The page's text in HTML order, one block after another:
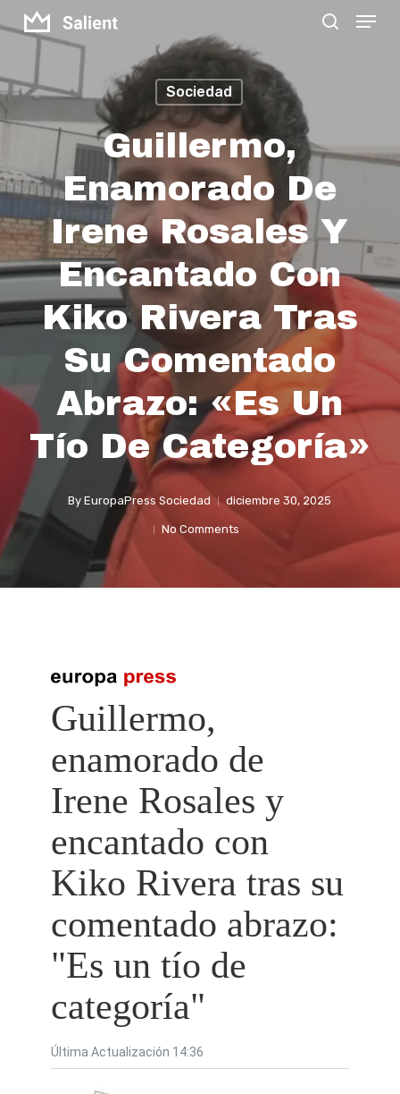
Skip
content
Menu
Sociedad
Guillermo,
Enamorado De
Irene Rosales Y
Encantado Con
Kiko Rivera Tras
Su Comentado
Abrazo: «Es Un
Tío De Categoría»
By EuropaPress Sociedad diciembre 30, 2025
No Comments